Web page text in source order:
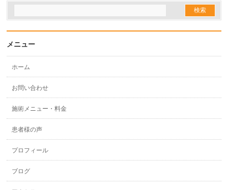
メニュー
ホーム
お問い合わせ
施術メニュー・料金
患者様の声
プロフィール
ブログ